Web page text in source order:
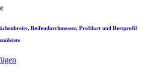
Reifendurchmesser, Profilart und Restprofil